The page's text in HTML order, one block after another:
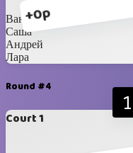
+0p
Ваня
Саша
Андрей
Лара
Round #4
Court 1